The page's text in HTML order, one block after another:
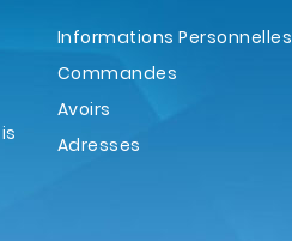
Informations Personnelles
Commandes
Avoirs
Adresses